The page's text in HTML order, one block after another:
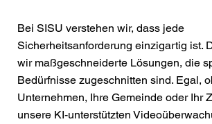
Bei SISU verstehen wir, dass jede
Sicherheitsanforderung einzigartig ist.
wir maßgeschneiderte Lösungen, die
Bedürfnisse zugeschnitten sind. Egal,
Unternehmen, Ihre Gemeinde oder Ihr
unsere KI-unterstützten